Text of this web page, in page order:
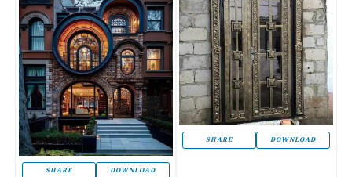
SHARE DOWNLOAD
SHARE DOWNLOAD